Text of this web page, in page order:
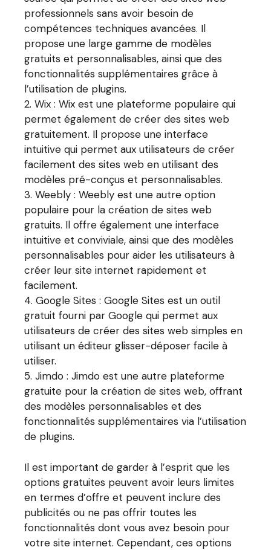
professionnels sans avoir besoin de
compétences techniques avancées. Il
propose une large gamme de modèles
gratuits et personnalisables, ainsi que des
fonctionnalités supplémentaires grâce à
l’utilisation de plugins.
Wix : Wix est une plateforme populaire qui
permet également de créer des sites web
gratuitement. Il propose une interface
intuitive qui permet aux utilisateurs de créer
facilement des sites web en utilisant des
modèles pré-conçus et personnalisables.
Weebly : Weebly est une autre option
populaire pour la création de sites web
gratuits. Il offre également une interface
intuitive et conviviale, ainsi que des modèles
personnalisables pour aider les utilisateurs à
créer leur site internet rapidement et
facilement.
Google Sites : Google Sites est un outil
gratuit fourni par Google qui permet aux
utilisateurs de créer des sites web simples en
utilisant un éditeur glisser-déposer facile à
utiliser.
Jimdo : Jimdo est une autre plateforme
gratuite pour la création de sites web, offrant
des modèles personnalisables et des
fonctionnalités supplémentaires via l’utilisation
de plugins.
Il est important de garder à l’esprit que les
options gratuites peuvent avoir leurs limites
en termes d’offre et peuvent inclure des
publicités ou ne pas offrir toutes les
fonctionnalités dont vous avez besoin pour
votre site internet. Cependant, ces options